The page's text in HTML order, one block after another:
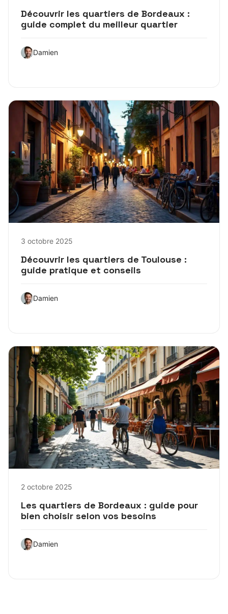
Découvrir les quartiers de Bordeaux :
guide complet du meilleur quartier
Damien
3 octobre 2025
Découvrir les quartiers de Toulouse :
guide pratique et conseils
Damien
2 octobre 2025
Les quartiers de Bordeaux : guide pour
bien choisir selon vos besoins
Damien